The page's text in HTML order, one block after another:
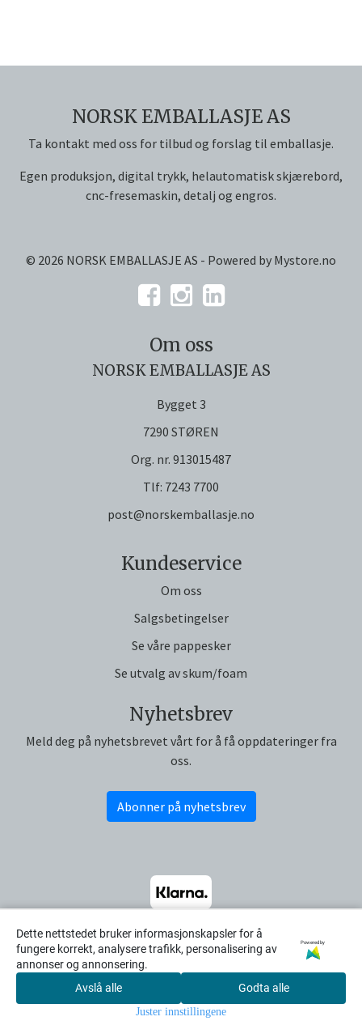
Søk
Dette nettstedet bruker informasjonskapsler for å
fungere korrekt, analysere trafikk, personalisering av
annonser og annonsering.
Powered by
Avslå alle Godta alle
Juster innstillingene
NORSK EMBALLASJE AS
Ta kontakt med oss for tilbud og forslag til emballasje.
Egen produksjon, digital trykk, helautomatisk skjærebord,
cnc-fresemaskin, detalj og engros.
© 2026 NORSK EMBALLASJE AS - Powered by Mystore.no
Om oss
NORSK EMBALLASJE AS
Bygget 3
7290 STØREN
Org. nr. 913015487
Tlf: 7243 7700
post@norskemballasje.no
Kundeservice
Om oss
Salgsbetingelser
Se våre pappesker
Se utvalg av skum/foam
Nyhetsbrev
Meld deg på nyhetsbrevet vårt for å få oppdateringer fra
oss.
Abonner på nyhetsbrev